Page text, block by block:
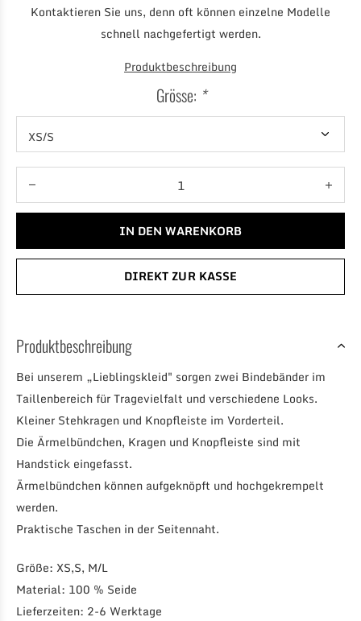
Kontaktieren Sie uns, denn oft können einzelne Modelle
schnell nachgefertigt werden.
Produktbeschreibung
Grösse: *
IN DEN WARENKORB
DIREKT ZUR KASSE
Produktbeschreibung
Bei unserem „Lieblingskleid" sorgen zwei Bindebänder im
Taillenbereich für Tragevielfalt und verschiedene Looks.
Kleiner Stehkragen und Knopfleiste im Vorderteil.
Die Ärmelbündchen, Kragen und Knopfleiste sind mit
Handstick eingefasst.
Ärmelbündchen können aufgeknöpft und hochgekrempelt
werden.
Praktische Taschen in der Seitennaht.
Größe: XS,S, M/L
Material: 100 % Seide
Lieferzeiten: 2-6 Werktage